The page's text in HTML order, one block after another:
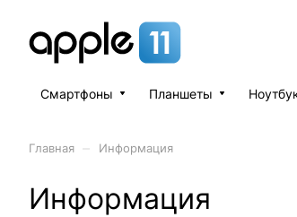
Смартфоны Планшеты
Главная Информация
Информация